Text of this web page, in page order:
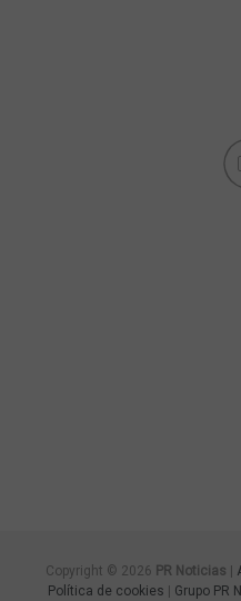
Copyright © 2026 PR Noticias
Política de cookies
Grupo PR